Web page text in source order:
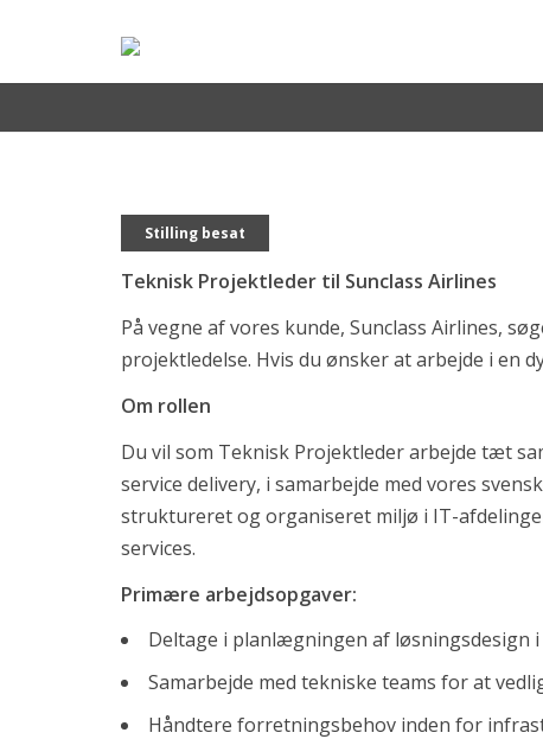
Stilling besat
Teknisk Projektleder til Sunclass Airlines
På vegne af vores kunde, Sunclass Airlines,
projektledelse. Hvis du ønsker at arbejde i en
Om rollen
Du vil som Teknisk Projektleder arbejde tæt
service delivery, i samarbejde med vores
struktureret og organiseret miljø i IT-
services.
Primære arbejdsopgaver:
Deltage i planlægningen af løsningsdesign
Samarbejde med tekniske teams for at
Håndtere forretningsbehov inden for
For virksomheder
Why Recruit IT
References
For kandidater
Candidate
Send us your resume
Candidate